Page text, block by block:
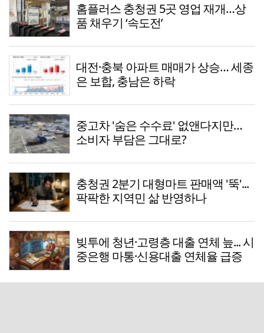
홈플러스 충청권 5곳 영업 재개…상
품 채우기 ‘속도전’
대전·충북 아파트 매매가 상승… 세종
은 보합, 충남은 하락
중고차 '숨은 수수료' 없앤다지만…
소비자 부담은 그대로?
충청권 2분기 대형마트 판매액 '뚝'...
팍팍한 지역민 삶 반영하나
빚투에 청년·고령층 대출 연체 늪... 시
중은행 마통·신용대출 연체율 급증